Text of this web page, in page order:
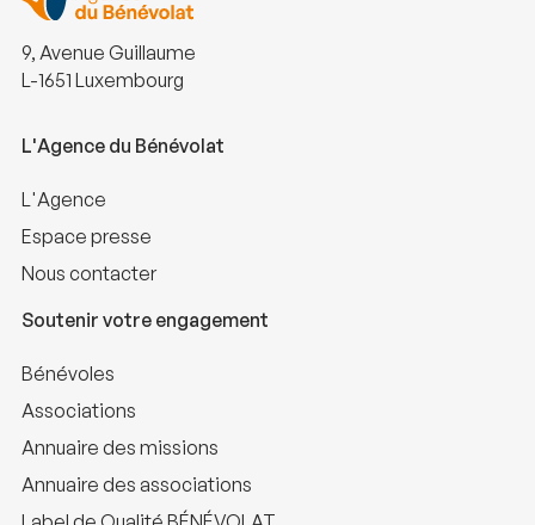
9, Avenue Guillaume
L-1651 Luxembourg
L'Agence du Bénévolat
L'Agence
Espace presse
Nous contacter
Soutenir votre engagement
Bénévoles
Associations
Annuaire des missions
Annuaire des associations